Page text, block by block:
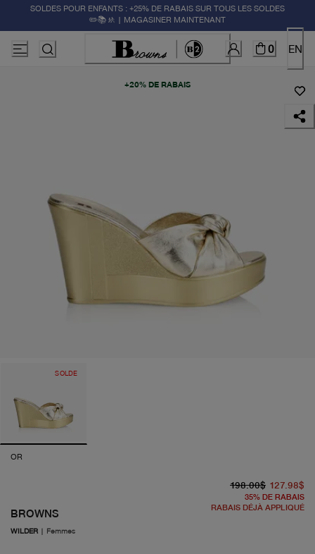
SOLDES POUR ENFANTS : +25% DE RABAIS SUR TOUS LES SOLDES
✏️📚🚸 | MAGASINER MAINTENANT
0 EN
+20% DE RABAIS
SOLDE
OR
BROWNS
WILDER | Femmes
198.00$ 127.98$
35% DE RABAIS
RABAIS DÉJÀ APPLIQUÉ